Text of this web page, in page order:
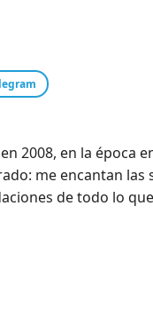
2008, en la época
me encantan las
de todo lo